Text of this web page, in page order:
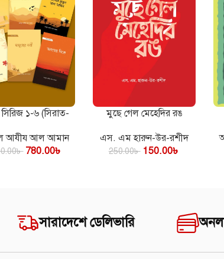
করুন
সিরিজ ১-৬ (সিরাত-
আযীয আল আমান
৳ 780.00৳
কার্টে যোগ করুন
মুছে গেল মেহেদির রঙ
এস. এম হারুন-উর-রশীদ
250.00৳ 150.00৳
সারাদেশে ডেলিভারি